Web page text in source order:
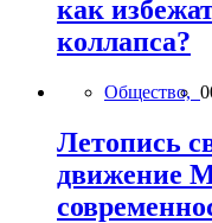
как
коллапса?
Общество,
Летопись
движение